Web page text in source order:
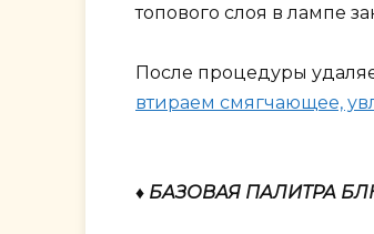
топового слоя в лампе
После процедуры
втираем смягчающее,
♦ БАЗОВАЯ ПАЛИТРА